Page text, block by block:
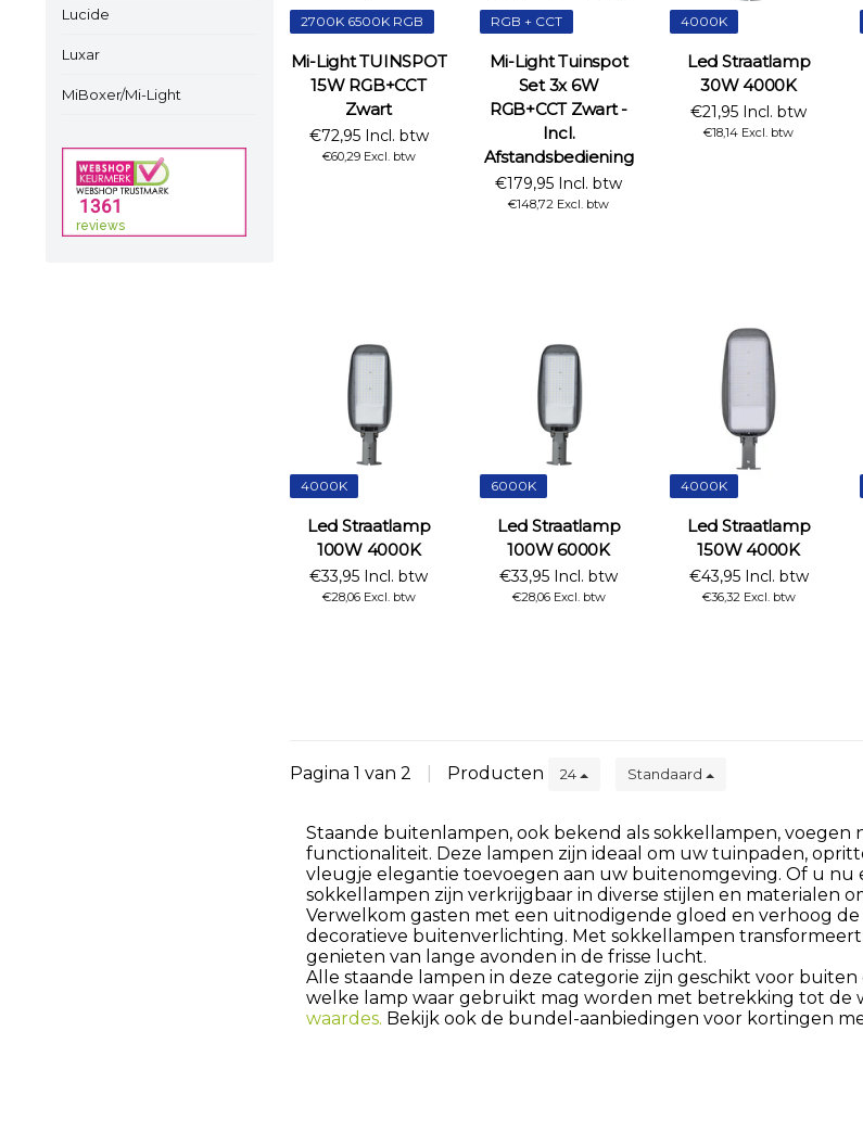
Lucide
Luxar
MiBoxer/Mi-Light
2700K 6500K RGB
Mi-Light TUINSPOT
15W RGB+CCT
Zwart
€72,95 Incl. btw
€60,29 Excl. btw
RGB + CCT
Mi-Light Tuinspot
Set 3x 6W
RGB+CCT Zwart -
Incl.
Afstandsbediening
€179,95 Incl. btw
€148,72 Excl. btw
4000K
Led Straatlamp
30W 4000K
€21,95 Incl. btw
€18,14 Excl. btw
4000K
Led Straatlamp
100W 4000K
€33,95 Incl. btw
€28,06 Excl. btw
6000K
Led Straatlamp
100W 6000K
€33,95 Incl. btw
€28,06 Excl. btw
4000K
Led Straatlamp
150W 4000K
€43,95 Incl. btw
€36,32 Excl. btw
Pagina 1 van 2 Producten 24 Standaard
Staande buitenlampen, ook bekend als sokkellampen,
functionaliteit. Deze lampen zijn ideaal om uw tuinpaden,
vleugje elegantie toevoegen aan uw buitenomgeving. Of u
sokkellampen zijn verkrijgbaar in diverse stijlen en materialen
Verwelkom gasten met een uitnodigende gloed en verhoog
decoratieve buitenverlichting. Met sokkellampen
genieten van lange avonden in de frisse lucht.
Alle staande lampen in deze categorie zijn geschikt voor
welke lamp waar gebruikt mag worden met betrekking tot de
waardes. Bekijk ook de bundel-aanbiedingen voor kortingen